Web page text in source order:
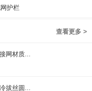
护栏
查看更多 >
网材质...
拔丝圆...